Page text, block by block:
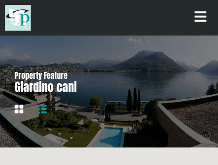
Property Feature
Giardino cani